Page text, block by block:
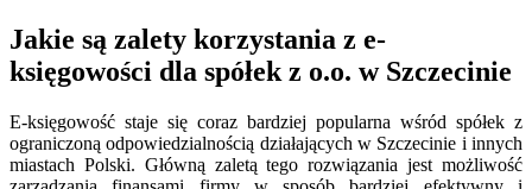
Jakie są zalety korzystania z e-
księgowości dla spółek z o.o. w Szczecinie
E-księgowość staje się coraz bardziej popularna wśród spółek z
ograniczoną odpowiedzialnością działających w Szczecinie i innych
miastach Polski. Główną zaletą tego rozwiązania jest możliwość